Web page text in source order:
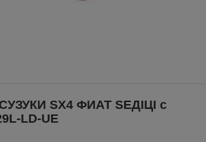
SX4 ФИАТ SEДIЦI с
LD-UE